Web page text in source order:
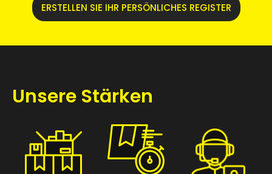
ERSTELLEN SIE IHR PERSÖNLICHES REGISTER
Unsere Stärken